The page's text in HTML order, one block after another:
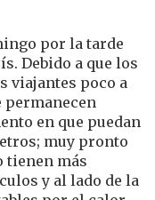
por la tarde
Debido a que los
viajantes poco a
permanecen
en que puedan
muy pronto
tienen más
y al lado de la